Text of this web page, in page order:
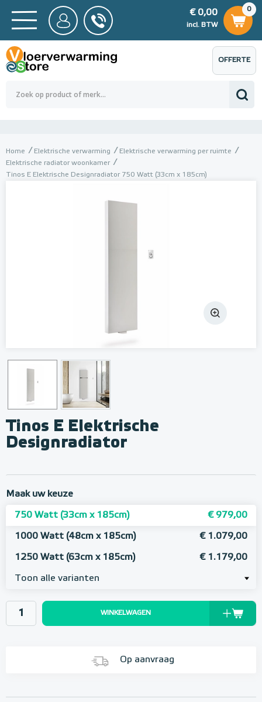
BTW
0,00
0
€ 0,00
incl. BTW
€ 0,00
OFFERTE
AANVRAGEN
Home Elektrische verwarming
Elektrische verwarming per ruimte
Elektrische radiator woonkamer
Tinos E Elektrische Designradiator 750 Watt (33cm x 185cm)
Tinos E Elektrische
Designradiator
Maak uw keuze
750 Watt (33cm x 185cm) € 979,00
1000 Watt (48cm x 185cm) € 1.079,00
1250 Watt (63cm x 185cm) € 1.179,00
Toon alle varianten
WINKELWAGEN
Op aanvraag